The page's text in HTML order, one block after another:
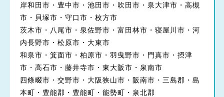
岸和田市・豊中市・池田市・吹田市・泉大津市・高槻
市・貝塚市・守口市・枚方市
茨木市・八尾市・泉佐野市・富田林市・寝屋川市・河
内長野市・松原市・大東市
和泉市・箕面市・柏原市・羽曳野市・門真市・摂津
市・高石市・藤井寺市・東大阪市・泉南市
四條畷市・交野市・大阪狭山市・阪南市・三島郡・島
本町・豊能郡・豊能町・能勢町・泉北郡